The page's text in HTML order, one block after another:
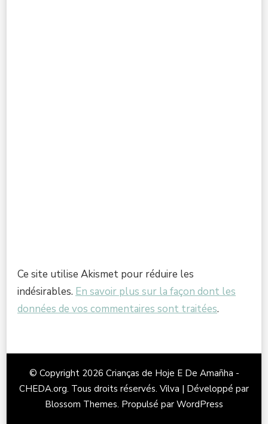
Ce site utilise Akismet pour réduire les
indésirables. En savoir plus sur la façon dont les
données de vos commentaires sont traitées.
© Copyright 2026 Crianças de Hoje E De Amañha -
CHEDA.org. Tous droits réservés. Vilva | Développé par
Blossom Themes. Propulsé par WordPress